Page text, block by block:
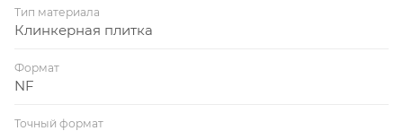
Тип материала
Клинкерная плитка
Формат
NF
Точный формат